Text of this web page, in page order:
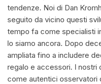
tendenze. Noi di Dan
seguito da vicino questi
tempo fa come specialisti
lo siamo ancora. Dopo
ampliata fino a includere
regalo e accessori. I nostri
come autentici osservatori